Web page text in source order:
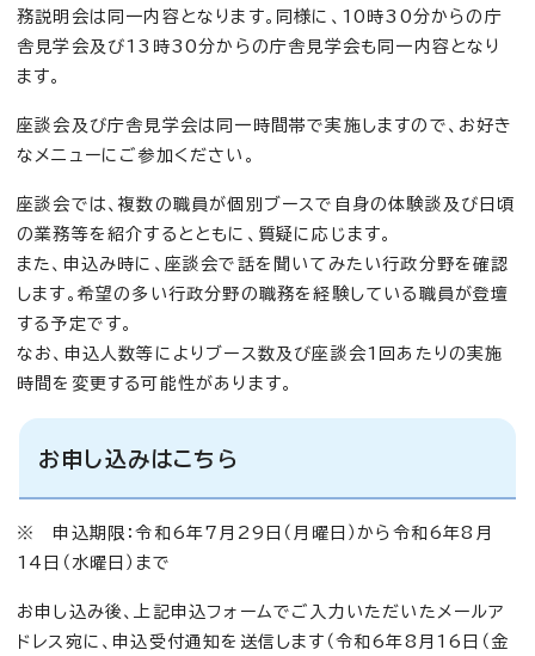
務説明会は同一内容となります。同様に、10時30分からの庁
舎見学会及び13時30分からの庁舎見学会も同一内容となり
ます。
座談会及び庁舎見学会は同一時間帯で実施しますので、お好き
なメニューにご参加ください。
座談会では、複数の職員が個別ブースで自身の体験談及び日頃
の業務等を紹介するとともに、質疑に応じます。
また、申込み時に、座談会で話を聞いてみたい行政分野を確認
します。希望の多い行政分野の職務を経験している職員が登壇
する予定です。
なお、申込人数等によりブース数及び座談会1回あたりの実施
時間を変更する可能性があります。
お申し込みはこちら
※ 申込期限：令和6年7月29日（月曜日）から令和6年8月
14日（水曜日）まで
お申し込み後、上記申込フォームでご入力いただいたメールア
ドレス宛に、申込受付通知を送信します（令和6年8月16日（金